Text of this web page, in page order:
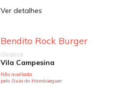
Ver detalhes
Bendito Rock Burger
Osasco
Vila Campesina
Não avaliada
pelo Guia do Hambúeguer